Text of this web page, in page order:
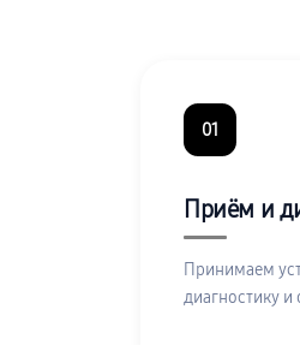
01
Приём и
Принимаем
диагностику